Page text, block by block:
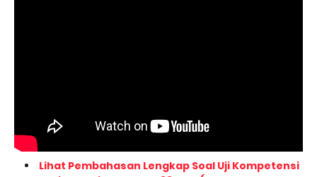
Lihat Pembahasan Lengkap Soal Uji Kompetensi